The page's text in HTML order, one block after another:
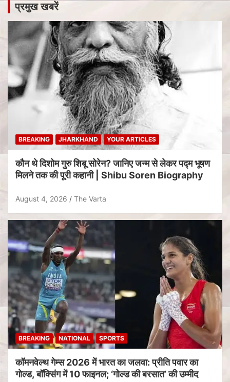
प्रमुख खबरें
BREAKING JHARKHAND YOUR ARTICLES
कौन थे दिशोम गुरु शिबू सोरेन? जानिए जन्म से लेकर पद्म भूषण
मिलने तक की पूरी कहानी | Shibu Soren Biography
August 4, 2026 The Varta
BREAKING NATIONAL SPORTS
कॉमनवेल्थ गेम्स 2026 में भारत का जलवा: प्रीति पवार का
गोल्ड, बॉक्सिंग में 10 फाइनल; ‘गोल्ड की बरसात’ की उम्मीद